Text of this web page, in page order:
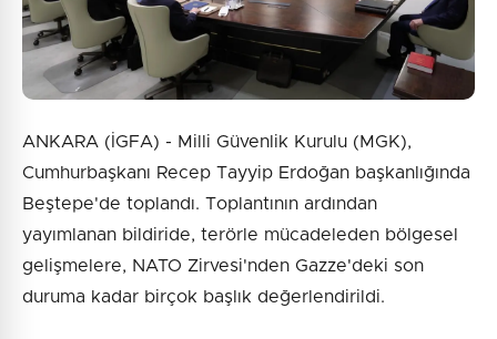
ANKARA (İGFA) - Milli Güvenlik Kurulu (MGK),
Cumhurbaşkanı Recep Tayyip Erdoğan başkanlığında
Beştepe'de toplandı. Toplantının ardından
yayımlanan bildiride, terörle mücadeleden bölgesel
gelişmelere, NATO Zirvesi'nden Gazze'deki son
duruma kadar birçok başlık değerlendirildi.